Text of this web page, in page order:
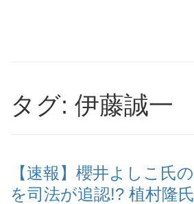
タグ: 伊藤誠一
【速報】櫻井よしこ氏
を司法が追認!? 植村隆